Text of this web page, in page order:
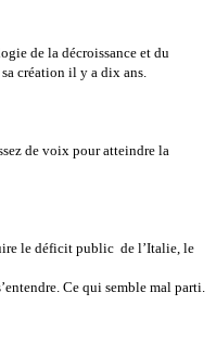
de la décroissance et du
création il y a dix ans.
de voix pour atteindre la
le déficit public de l’Italie, le
Ce qui semble mal parti.